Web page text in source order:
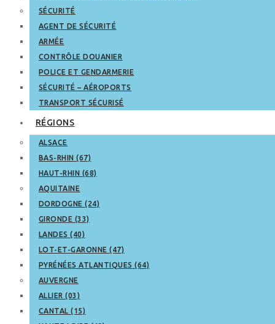
SÉCURITÉ
AGENT DE SÉCURITÉ
ARMÉE
CONTRÔLE DOUANIER
POLICE ET GENDARMERIE
SÉCURITÉ – AÉROPORTS
TRANSPORT SÉCURISÉ
RÉGIONS
ALSACE
BAS-RHIN (67)
HAUT-RHIN (68)
AQUITAINE
DORDOGNE (24)
GIRONDE (33)
LANDES (40)
LOT-ET-GARONNE (47)
PYRÉNÉES ATLANTIQUES (64)
AUVERGNE
ALLIER (03)
CANTAL (15)